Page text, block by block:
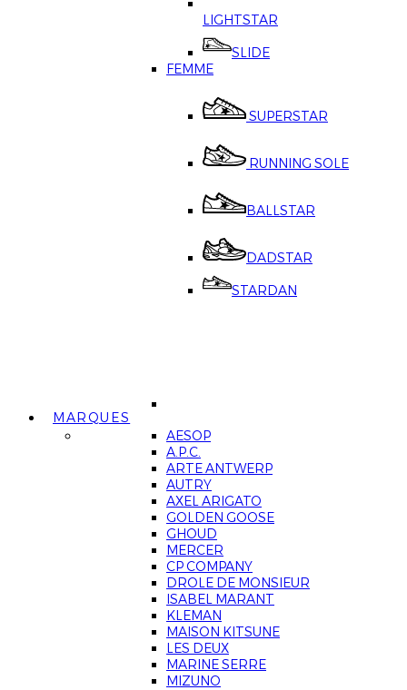
LIGHTSTAR
SLIDE
FEMME
SUPERSTAR
RUNNING SOLE
BALLSTAR
DADSTAR
STARDAN
MARQUES
AESOP
A.P.C.
ARTE ANTWERP
AUTRY
AXEL ARIGATO
GOLDEN GOOSE
GHOUD
MERCER
CP COMPANY
DROLE DE MONSIEUR
ISABEL MARANT
KLEMAN
MAISON KITSUNE
LES DEUX
MARINE SERRE
MIZUNO